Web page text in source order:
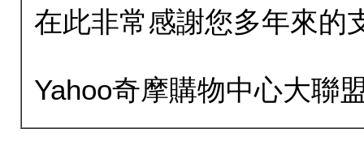
在此非常感謝您多年來的
Yahoo奇摩購物中心大